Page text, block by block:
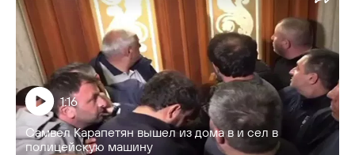
Самвел Карапетян вышел из дома в и сел в
полицейскую машину
1:16